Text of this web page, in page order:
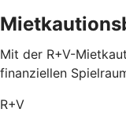
Mit der R+V-
finanziellen
R+V